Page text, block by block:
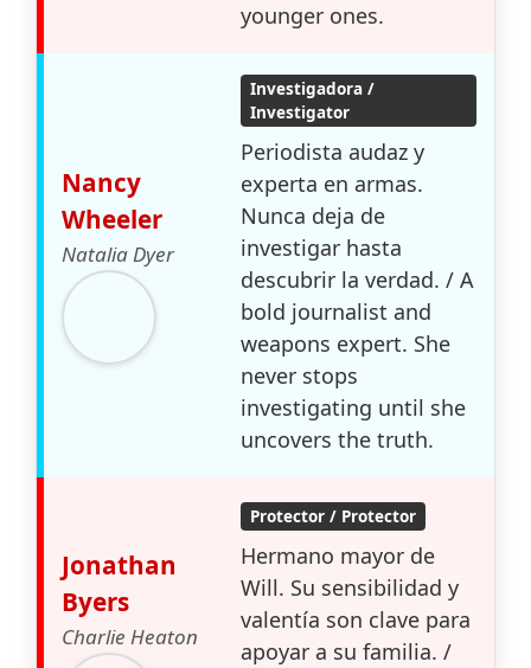
younger ones.
Nancy
Wheeler
Natalia Dyer
Investigadora /
Investigator
Periodista audaz y
experta en armas.
Nunca deja de
investigar hasta
descubrir la verdad. / A
bold journalist and
weapons expert. She
never stops
investigating until she
uncovers the truth.
Jonathan
Byers
Charlie Heaton
Protector / Protector
Hermano mayor de
Will. Su sensibilidad y
valentía son clave para
apoyar a su familia. /